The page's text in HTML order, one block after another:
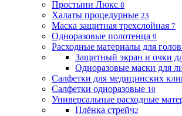
Простыни Люкс 8
Халаты процедурные 23
Маска защитная трехслойная 7
Одноразовые полотенца 9
Расходные материалы для
Защитный экран и очки
Одноразовые маски для
Салфетки для медицинских
Салфетки одноразовые 10
Универсальные расходные
Плёнка стрейч2